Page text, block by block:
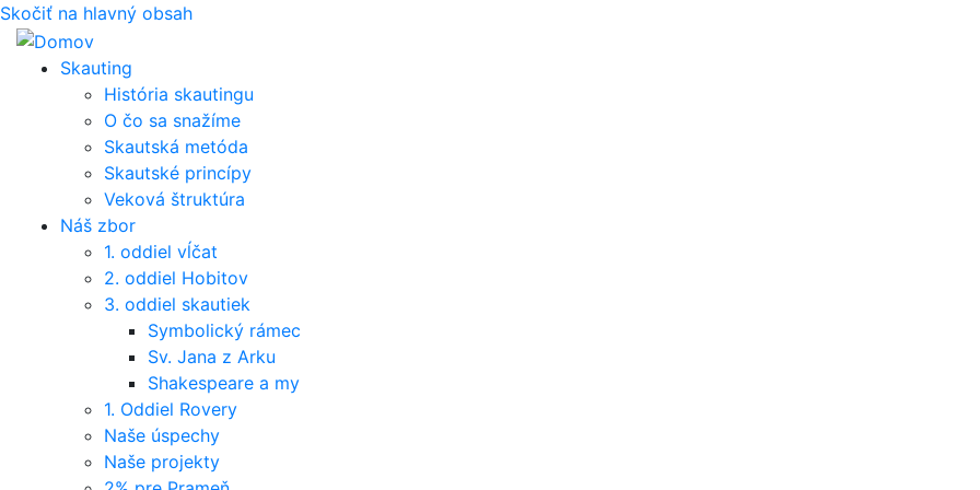
Skočiť na hlavný obsah
Skauting
História skautingu
O čo sa snažíme
Skautská metóda
Skautské princípy
Veková štruktúra
Náš zbor
1. oddiel vĺčat
2. oddiel Hobitov
3. oddiel skautiek
Symbolický rámec
Sv. Jana z Arku
Shakespeare a my
1. Oddiel Rovery
Naše úspechy
Naše projekty